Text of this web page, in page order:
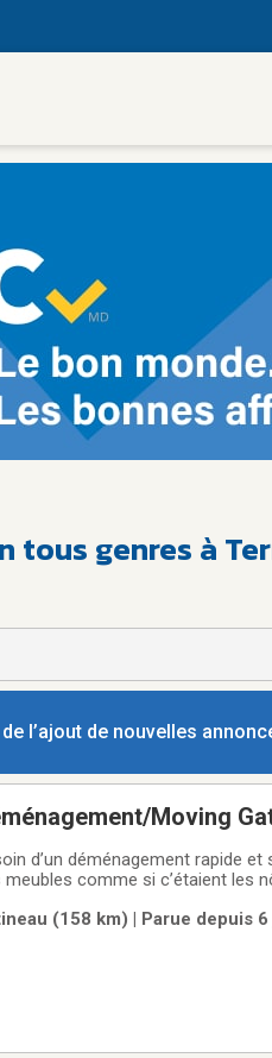
tous genres à
l’ajout de nouvelles
Moving
d’un déménagement rapide
meubles comme si c’étaient les
Service fiable et soigné✅
(158 km) | Parue depuis